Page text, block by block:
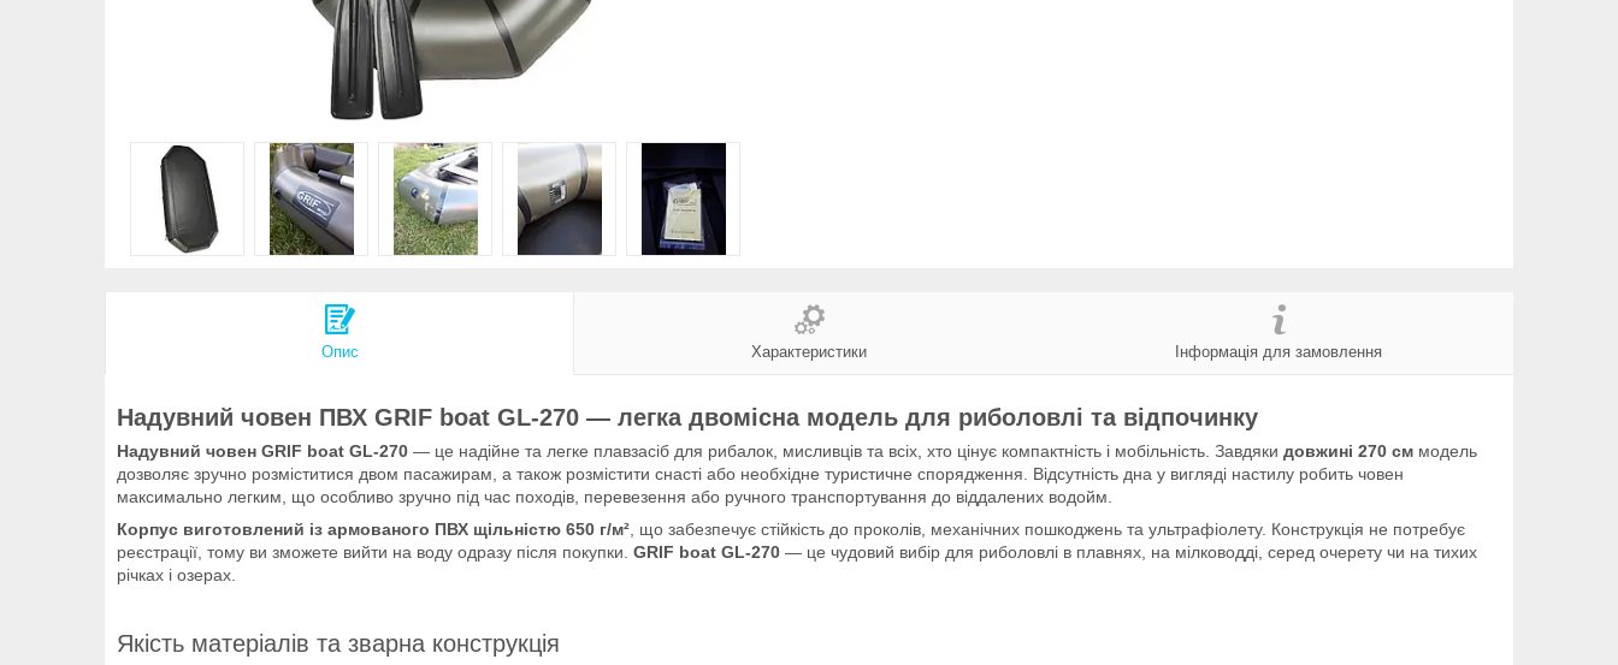
Опис Характеристики Інформація для замовлення
Надувний човен ПВХ GRIF boat GL-270 — легка двомісна модель для риболовлі та відпочинку
Надувний човен GRIF boat GL-270 — це надійне та легке плавзасіб для рибалок, мисливців та всіх, хто цінує компактність і мобільність. Завдяки довжині 270 см модель
дозволяє зручно розміститися двом пасажирам, а також розмістити снасті або необхідне туристичне спорядження. Відсутність дна у вигляді настилу робить човен
максимально легким, що особливо зручно під час походів, перевезення або ручного транспортування до віддалених водойм.
Корпус виготовлений із армованого ПВХ щільністю 650 г/м² , що забезпечує стійкість до проколів, механічних пошкоджень та ультрафіолету. Конструкція не потребує
реєстрації, тому ви зможете вийти на воду одразу після покупки. GRIF boat GL-270 — це чудовий вибір для риболовлі в плавнях, на мілководді, серед очерету чи на тихих
річках і озерах.
Якість матеріалів та зварна конструкція